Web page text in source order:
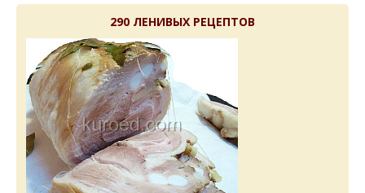
290 ЛЕНИВЫХ РЕЦЕПТОВ